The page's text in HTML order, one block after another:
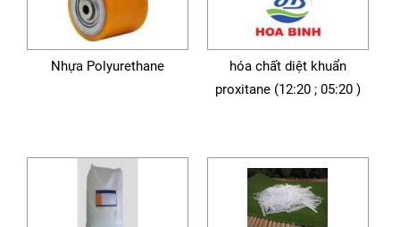
Nhựa Polyurethane
hóa chất diệt khuẩn
proxitane (12:20 ; 05:20 )